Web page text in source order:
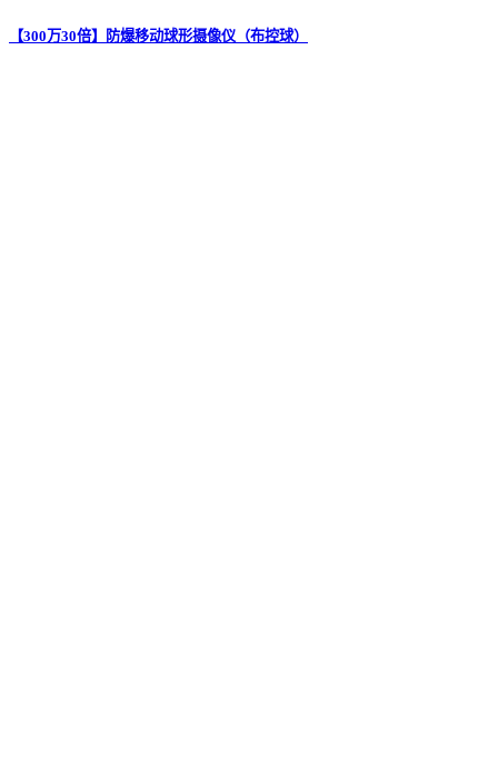
【300万30倍】防爆移动球形摄像仪（布控球）